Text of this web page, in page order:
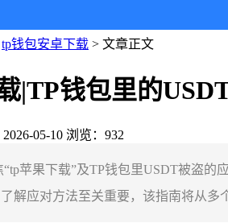
tp钱包安卓下载 > 文章正文
|TP钱包里的
2026-05-10 浏览：932
“tp苹果下载”及TP钱包里USDT被盗
解应对方法至关重要，该指南将从